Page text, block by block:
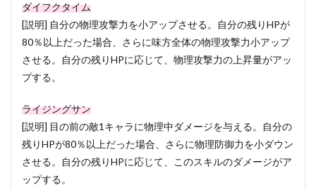
ダイフクタイム
[説明] 自分の物理攻撃力を小アップさせる。自分の残りHPが
80％以上だった場合、さらに味方全体の物理攻撃力小アップ
させる。自分の残りHPに応じて、物理攻撃力の上昇量がアッ
プする。
ライジングサン
[説明] 目の前の敵1キャラに物理中ダメージを与える。自分の
残りHPが80％以上だった場合、さらに物理防御力を小ダウン
させる。自分の残りHPに応じて、このスキルのダメージがア
ップする。